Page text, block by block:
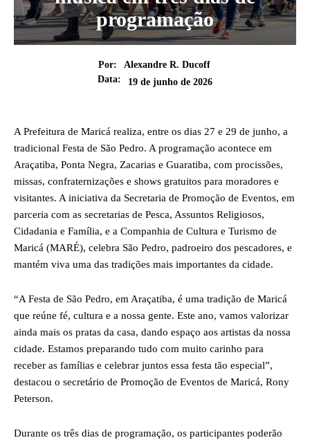
programação
Por:
Alexandre R. Ducoff
Data:
19 de junho de 2026
A Prefeitura de Maricá realiza, entre os dias 27 e 29 de junho, a
tradicional Festa de São Pedro. A programação acontece em
Araçatiba, Ponta Negra, Zacarias e Guaratiba, com procissões,
missas, confraternizações e shows gratuitos para moradores e
visitantes. A iniciativa da Secretaria de Promoção de Eventos, em
parceria com as secretarias de Pesca, Assuntos Religiosos,
Cidadania e Família, e a Companhia de Cultura e Turismo de
Maricá (MARÉ), celebra São Pedro, padroeiro dos pescadores, e
mantém viva uma das tradições mais importantes da cidade.
“A Festa de São Pedro, em Araçatiba, é uma tradição de Maricá
que reúne fé, cultura e a nossa gente. Este ano, vamos valorizar
ainda mais os pratas da casa, dando espaço aos artistas da nossa
cidade. Estamos preparando tudo com muito carinho para
receber as famílias e celebrar juntos essa festa tão especial”,
destacou o secretário de Promoção de Eventos de Maricá, Rony
Peterson.
Durante os três dias de programação, os participantes poderão